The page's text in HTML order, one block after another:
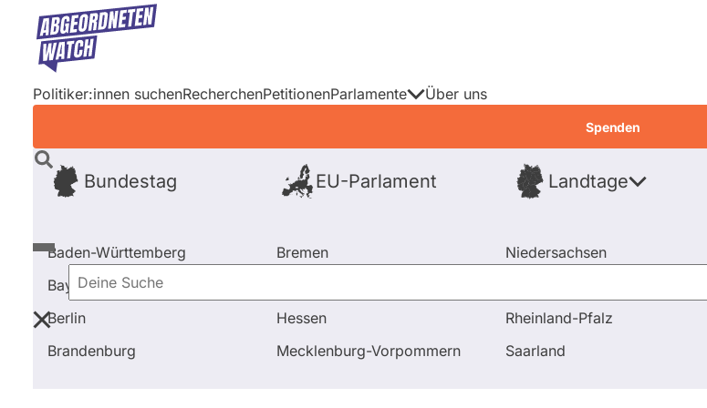
Direkt
Inhalt
Politiker:innen suchenRecherchenPetitionenParlamente
Bundestag EU-Parlament Landtage
Baden-Württemberg
Bayern
Berlin
Brandenburg
Bremen
Hessen
Mecklenburg-Vorpommern
Niedersachsen
Rheinland-Pfalz
Saarland
Über uns
Spenden
Deine
Suche
Startseite Frage stellen Michael Brand